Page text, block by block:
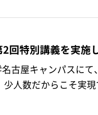
回特別講義を実施
古屋キャンパスに
人数だからこそ実